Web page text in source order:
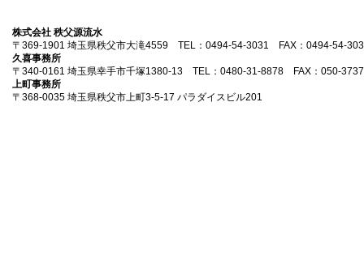
株式会社 秩父源流水
〒369-1901 埼玉県秩父市大滝4559 TEL：0494-54-3031 FAX：0494-54-
久喜事務所
〒340-0161 埼玉県幸手市千塚1380-13 TEL：0480-31-8878 FAX：050-
上町事務所
〒368-0035 埼玉県秩父市上町3-5-17 パラダイスビル201